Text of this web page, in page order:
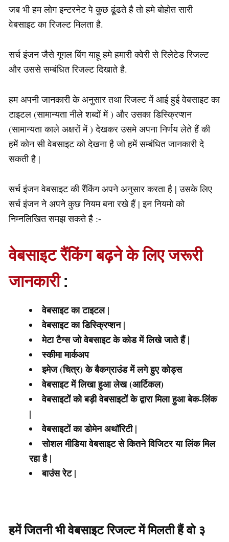
जब भी हम लोग इन्टरनेट पे कुछ ढूंढते है तो हमे बोहोत सारी
वेबसाइट का रिजल्ट मिलता है.
सर्च इंजन जैसे गूगल बिंग याहू हमे हमारी क्वेरी से रिलेटेड रिजल्ट
और उससे सम्बंधित रिजल्ट दिखाते है.
हम अपनी जानकारी के अनुसार तथा रिजल्ट में आई हुई वेबसाइट का
टाइटल (सामान्यता नीले शब्दों में ) और उसका डिस्क्रिप्शन
(सामान्यता काले अक्षरों में ) देखकर उसमे अपना निर्णय लेते हैं की
हमें कोन सी वेबसाइट को देखना है जो हमें सम्बंधित जानकारी दे
सकती है |
सर्च इंजन वेबसाइट की रैंकिंग अपने अनुसार करता है | उसके लिए
सर्च इंजन ने अपने कुछ नियम बना रखे हैं | इन नियमो को
निम्नलिखित समझ सकते है :-
वेबसाइट रैंकिंग बढ़ने के लिए जरूरी
जानकारी:
वेबसाइट का टाइटल|
वेबसाइट का डिस्क्रिप्शन|
मेटा टैग्स जो वेबसाइट के कोड में लिखे जाते हैं|
स्कीमा मार्कअप
इमेज (चित्र) के बैकग्राउंड में लगे हुए कोड्स
वेबसाइट में लिखा हुआ लेख (आर्टिकल)
वेबसाइटों को बड़ी वेबसाइटों के द्वारा मिला हुआ बेक-लिंक
|
वेबसाइटों का डोमेन अथॉरिटी|
सोशल मीडिया वेबसाइट से कितने विजिटर या लिंक मिल
रहा है|
बाउंस रेट|
हमें जितनी भी वेबसाइट रिजल्ट में मिलती हैं वो ३